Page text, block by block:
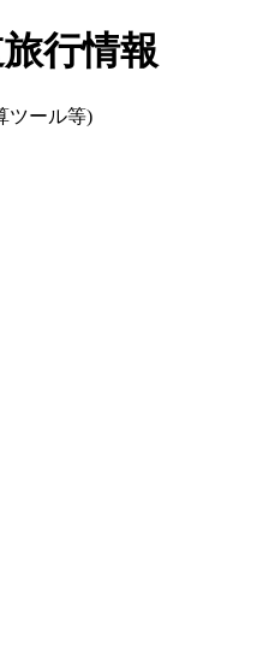
行情報
ツール等)